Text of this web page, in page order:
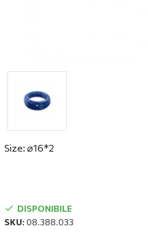
Size: ⌀16*2
DISPONIBILE
SKU: 08.388.033